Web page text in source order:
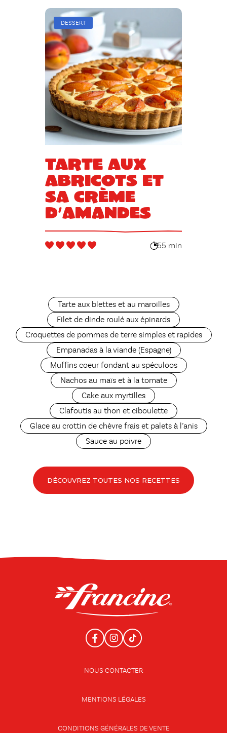
DESSERT
Tarte aux
abricots et
sa crème
d’amandes
55 min
Tarte aux blettes et au maroilles
Filet de dinde roulé aux épinards
Croquettes de pommes de terre simples et rapides
Empanadas à la viande (Espagne)
Muffins coeur fondant au spéculoos
Nachos au maïs et à la tomate
Cake aux myrtilles
Clafoutis au thon et ciboulette
Glace au crottin de chèvre frais et palets à l’anis
Sauce au poivre
DÉCOUVREZ TOUTES NOS RECETTES
NOUS CONTACTER
MENTIONS LÉGALES
CONDITIONS GÉNÉRALES DE VENTE